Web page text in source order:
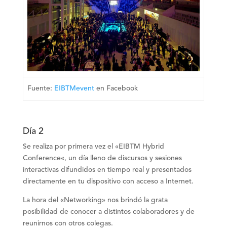
Fuente: EIBTMevent en Facebook
Día 2
Se realiza por primera vez el « EIBTM Hybrid
Conference«, un día lleno de discursos y sesiones
interactivas difundidos en tiempo real y presentados
directamente en tu dispositivo con acceso a Internet.
La hora del «Networking» nos brindó la grata
posibilidad de conocer a distintos colaboradores y de
reunirnos con otros colegas.